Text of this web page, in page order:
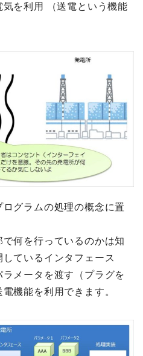
を利用 （送電という機能
グラムの処理の概念に置
何を行っているのかは知
ているインタフェース
ラメータを渡す（プラグを
機能を利用できます。